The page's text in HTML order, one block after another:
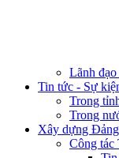
Lãnh
Tin tức - Sự
Trong
Trong
Xây dựng Đảng
Công tác